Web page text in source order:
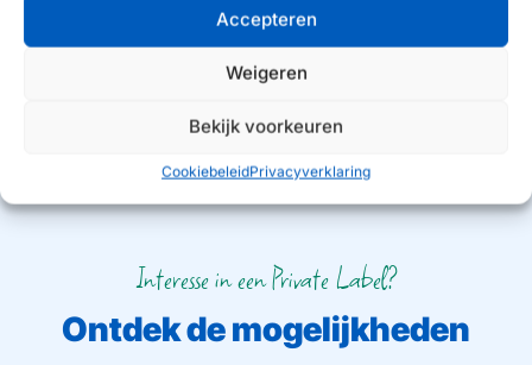
Accepteren
Weigeren
Bekijk voorkeuren
CookiebeleidPrivacyverklaring
Interesse in een Private Label?
Ontdek de mogelijkheden